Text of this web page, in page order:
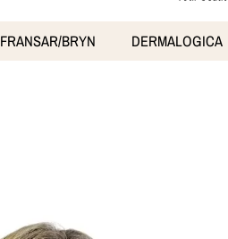
FRANSAR/BRYN DERMALOGICA